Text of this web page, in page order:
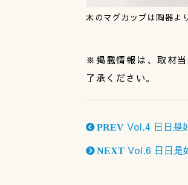
木のマグカップは陶器よ
※掲載情報は、取材
了承ください。
PREV Vol.4 日日是
NEXT Vol.6 日日是